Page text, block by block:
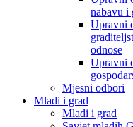
nabavu i
Upravni
odnose
Upravni
Mjesni odbori
Mladi i grad
Mladi i grad